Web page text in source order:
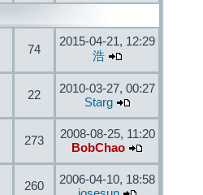
74
2015-04-21, 12:29
浩
22
2010-03-27, 00:27
Starg
273
2008-08-25, 11:20
BobChao
260
2006-04-10, 18:58